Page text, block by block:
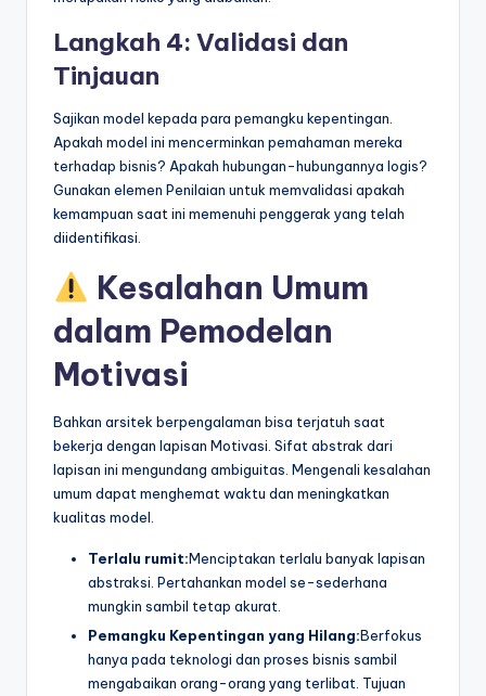
Langkah 4: Validasi dan
Tinjauan
Sajikan model kepada para pemangku kepentingan.
Apakah model ini mencerminkan pemahaman mereka
terhadap bisnis? Apakah hubungan-hubungannya logis?
Gunakan elemen Penilaian untuk memvalidasi apakah
kemampuan saat ini memenuhi penggerak yang telah
diidentifikasi.
Kesalahan Umum
dalam Pemodelan
Motivasi
Bahkan arsitek berpengalaman bisa terjatuh saat
bekerja dengan lapisan Motivasi. Sifat abstrak dari
lapisan ini mengundang ambiguitas. Mengenali kesalahan
umum dapat menghemat waktu dan meningkatkan
kualitas model.
Terlalu rumit:Menciptakan terlalu banyak lapisan
abstraksi. Pertahankan model se-sederhana
mungkin sambil tetap akurat.
Pemangku Kepentingan yang Hilang:Berfokus
hanya pada teknologi dan proses bisnis sambil
mengabaikan orang-orang yang terlibat. Tujuan